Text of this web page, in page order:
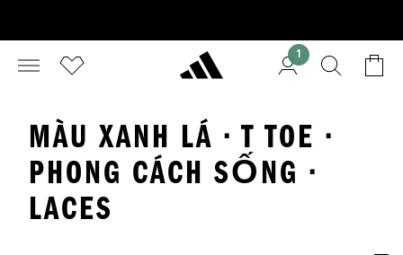
1
MÀU XANH LÁ · T TOE ·
PHONG CÁCH SỐNG ·
LACES